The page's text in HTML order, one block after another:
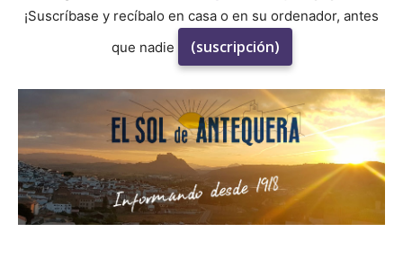
¡Suscríbase y recíbalo en casa o en su ordenador, antes
que nadie
(suscripción)